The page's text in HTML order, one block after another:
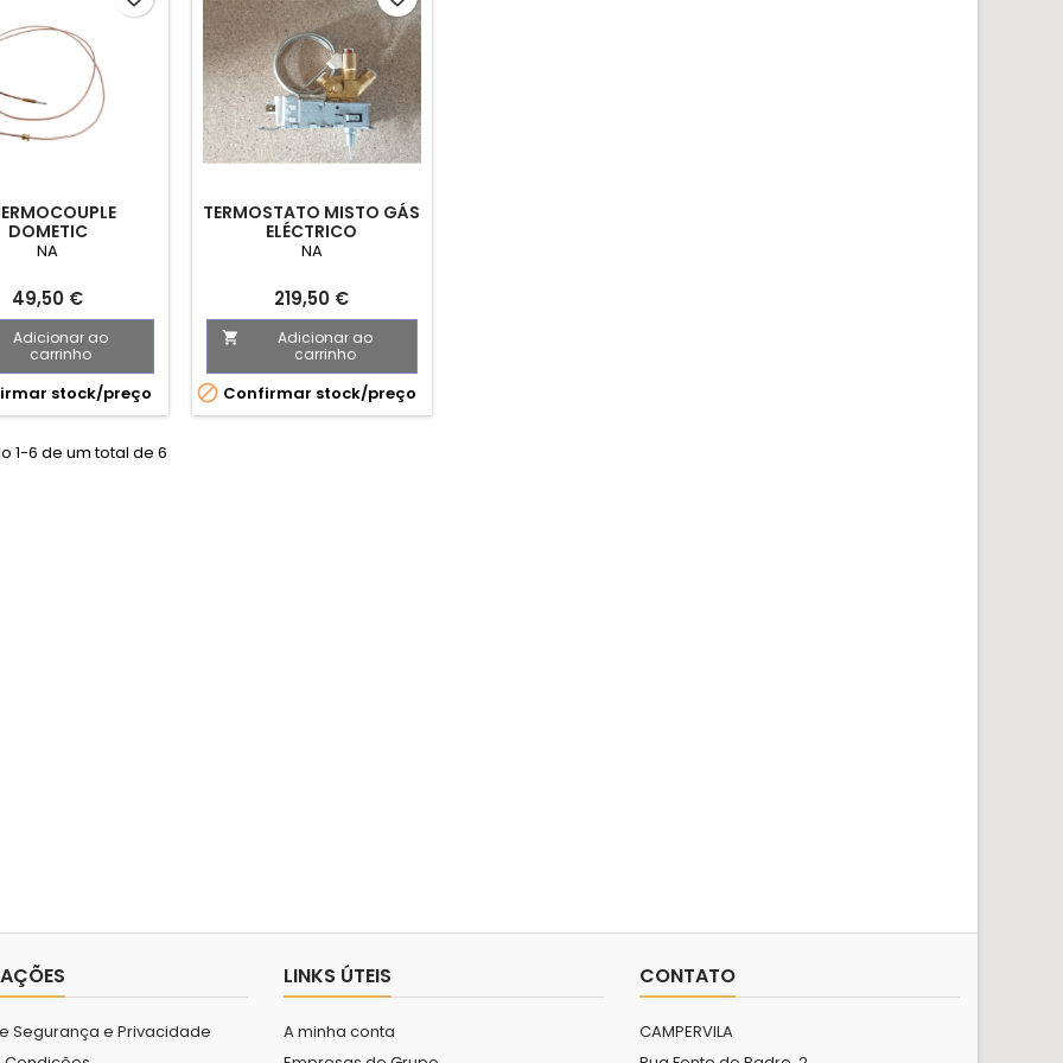
DOMETIC
NA
Preço
49,50 €
Adicionar ao
carrinho
stock/preço
TERMOSTATO MISTO GÁS
ELÉCTRICO
NA
Preço
219,50 €

Adicionar ao
carrinho
 Confirmar stock/preço
1-6 de um total de 6
Segurança e Privacidade
LINKS ÚTEIS
A minha conta
CONTATO
CAMPERVILA